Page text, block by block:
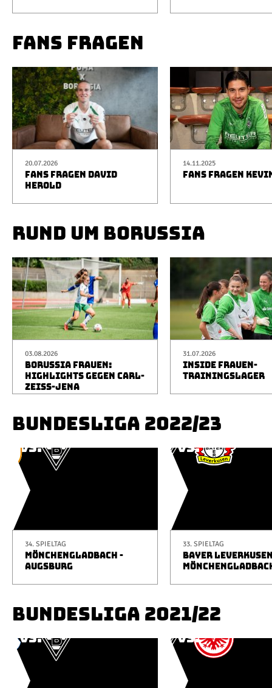
FANS FRAGEN
20.07.2026
FANS FRAGEN DAVID
HEROLD
14.11.2025
FANS FRAGEN
RUND UM BORUSSIA
03.08.2026
BORUSSIA FRAUEN:
HIGHLIGHTS GEGEN CARL-
ZEISS-JENA
31.07.2026
INSIDE FRAUEN-
TRAININGSLAGER
BUNDESLIGA 2022/23
34. SPIELTAG
MÖNCHENGLADBACH -
AUGSBURG
33. SPIELTAG
BAYER
BUNDESLIGA 2021/22